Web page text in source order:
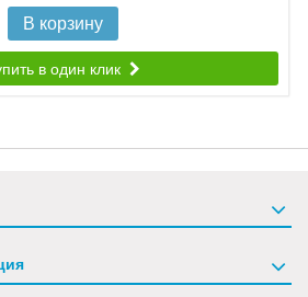
В корзину
в один клик